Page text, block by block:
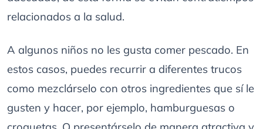
relacionados a la salud.
A algunos niños no les gusta comer pescado. En
estos casos, puedes recurrir a diferentes trucos
como mezclárselo con otros ingredientes que sí le
gusten y hacer, por ejemplo, hamburguesas o